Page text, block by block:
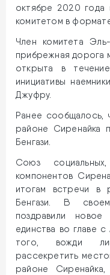
октябре 2020
комитетом в
Член комитета
прибрежная дорога
открыта в
инициативы
Джуфру.
Ранее сообщалось,
районе Сиренайка
Бенгази.
Союз
компонентов
итогам встречи в
Бенгази. В
поздравили новое
единства во главе
того, вожди
рассекретить
районе